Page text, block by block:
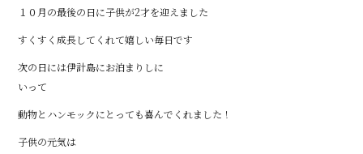
１０月の最後の日に子供が2才を迎えました
すくすく成長してくれて嬉しい毎日です
次の日には伊計島にお泊まりしに
いって
動物とハンモックにとっても喜んでくれました！
子供の元気は